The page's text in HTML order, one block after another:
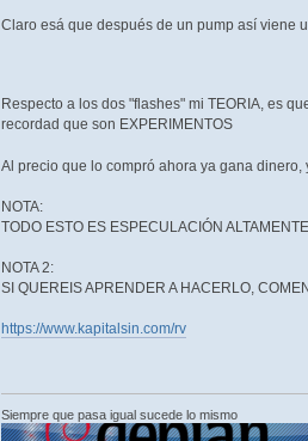
Claro esá que después de un pump así viene
Respecto a los dos "flashes" mi TEORIA, es
recordad que son EXPERIMENTOS
Al precio que lo compró ahora ya gana
NOTA:
TODO ESTO ES ESPECULACIÓN
NOTA 2:
SI QUEREIS APRENDER A HACERLO,
https://www.kapitalsin.com/rv
Siempre que pasa igual sucede lo mismo